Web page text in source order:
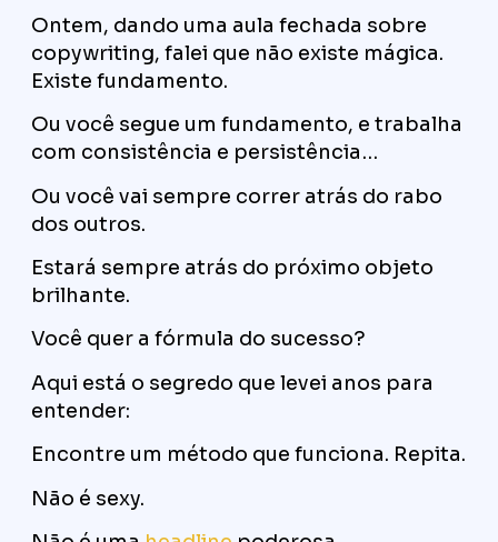
Ontem, dando uma aula fechada sobre
copywriting, falei que não existe mágica.
Existe fundamento.
Ou você segue um fundamento, e trabalha
com consistência e persistência…
Ou você vai sempre correr atrás do rabo
dos outros.
Estará sempre atrás do próximo objeto
brilhante.
Você quer a fórmula do sucesso?
Aqui está o segredo que levei anos para
entender:
Encontre um método que funciona. Repita.
Não é sexy.